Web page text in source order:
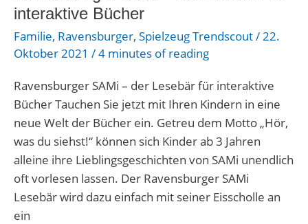
interaktive Bücher
Familie, Ravensburger, Spielzeug Trendscout/22.
Oktober 2021 /4 minutes of reading
Ravensburger SAMi – der Lesebär für interaktive
Bücher Tauchen Sie jetzt mit Ihren Kindern in eine
neue Welt der Bücher ein. Getreu dem Motto „Hör,
was du siehst!“ können sich Kinder ab 3 Jahren
alleine ihre Lieblingsgeschichten von SAMi unendlich
oft vorlesen lassen. Der Ravensburger SAMi
Lesebär wird dazu einfach mit seiner Eisscholle an
ein
der
Lesebär
für
Bücher